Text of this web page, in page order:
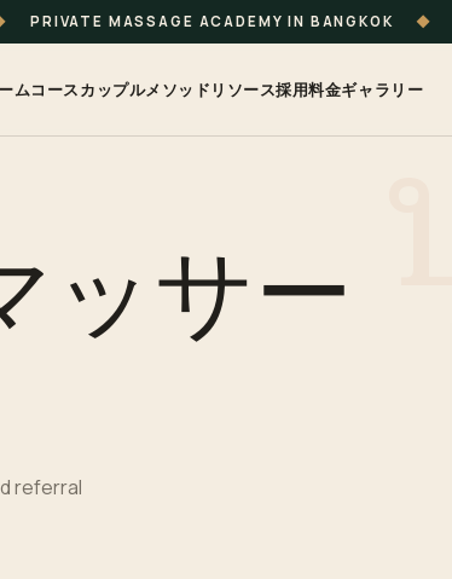
PRIVATE MASSAGE ACADEMY IN BANGKOK ◆
ムコースカップルメソッド リソース採用料金ギャラリー
ッサー
referral